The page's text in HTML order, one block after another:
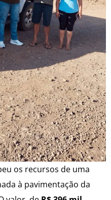
os recursos de uma
à pavimentação da